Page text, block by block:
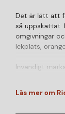
Det är lätt att
så uppskattat.
omgivningar
lekplats,
Invändigt
övrigt har
Läs mer om